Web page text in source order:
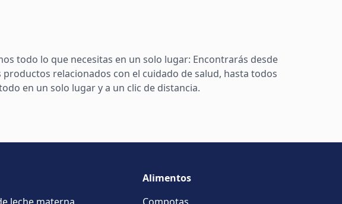
todo lo que necesitas en un solo lugar: Encontrarás desde
relacionados con el cuidado de salud, hasta todos
en un solo lugar y a un clic de distancia.
Alimentos